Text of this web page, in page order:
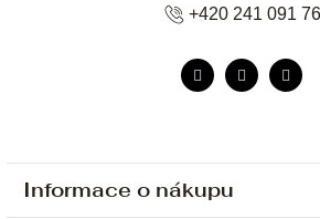
Informace o nákupu
+420 241 091